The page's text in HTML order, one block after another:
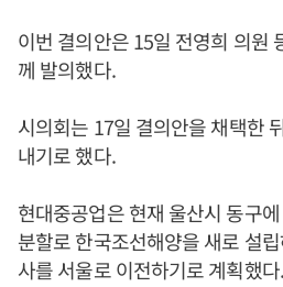
이번 결의안은 15일 전영희 의원
께 발의했다.
시의회는 17일 결의안을 채택한
내기로 했다.
현대중공업은 현재 울산시 동구
분할로 한국조선해양을 새로 설
사를 서울로 이전하기로 계획했다.